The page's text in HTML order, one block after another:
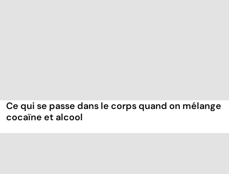
Ce qui se passe dans le corps quand on mélange
cocaïne et alcool